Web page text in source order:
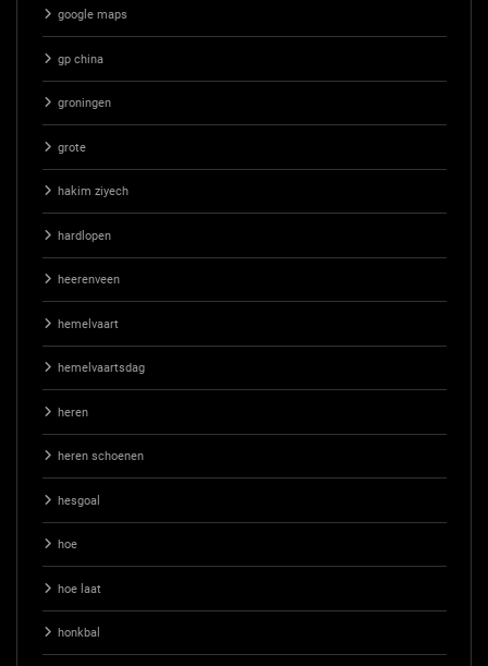
google maps
gp china
groningen
grote
hakim ziyech
hardlopen
heerenveen
hemelvaart
hemelvaartsdag
heren
heren schoenen
hesgoal
hoe
hoe laat
honkbal